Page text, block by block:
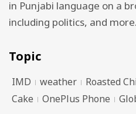
in Punjabi language on a
including politics, and
Topic
IMD weather Roasted
Cake
OnePlus Phone